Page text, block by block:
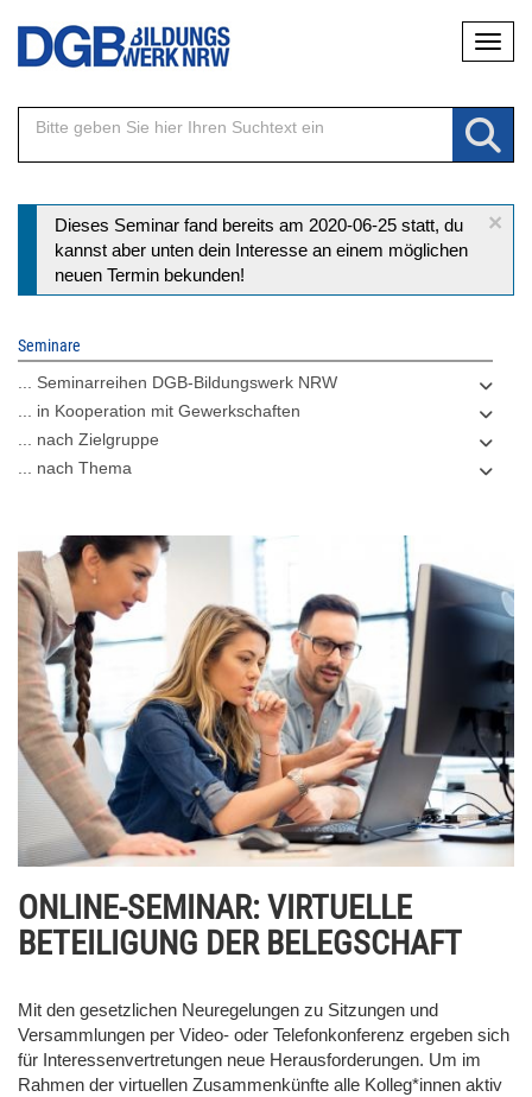
Direkt
Inhalt
×
Statusmeldung
Dieses Seminar fand bereits am 2020-06-25 statt, du
kannst aber unten dein Interesse an einem möglichen
neuen Termin bekunden!
Seminare
... Seminarreihen DGB-Bildungswerk NRW
... in Kooperation mit Gewerkschaften
... nach Zielgruppe
... nach Thema
ONLINE-SEMINAR: VIRTUELLE
BETEILIGUNG DER BELEGSCHAFT
Mit den gesetzlichen Neuregelungen zu Sitzungen und
Versammlungen per Video- oder Telefonkonferenz ergeben sich
für Interessenvertretungen neue Herausforderungen. Um im
Rahmen der virtuellen Zusammenkünfte alle Kolleg*innen aktiv